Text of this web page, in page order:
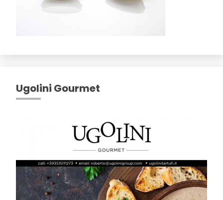
Ugolini Gourmet